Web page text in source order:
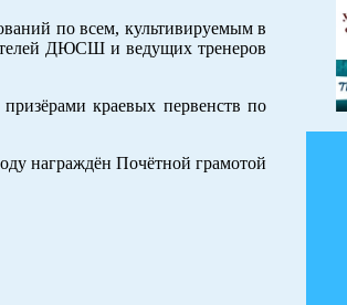
по всем, культивируемым в
ДЮСШ и ведущих тренеров
краевых первенств по
награждён Почётной грамотой